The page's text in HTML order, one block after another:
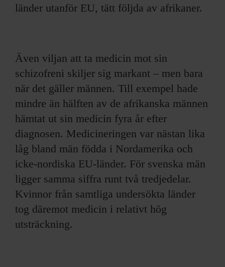
OM F&F
länder utanför EU, tätt följda av afrikaner.
Även viljan att ta medicin mot sin
schizofreni skiljer sig markant – men bara
när det gäller männen. Till exempel hade
mindre än hälften av de afrikanska männen
hämtat ut sin medicin fyra år efter
diagnosen. Medicineringen var nästan lika
låg bland män födda i Nordamerika och
icke-nordiska EU-länder. För svenska män
ligger samma siffra runt två tredjedelar.
Kvinnor från samtliga undersökta länder
tog däremot medicin i relativt hög
utsträckning.